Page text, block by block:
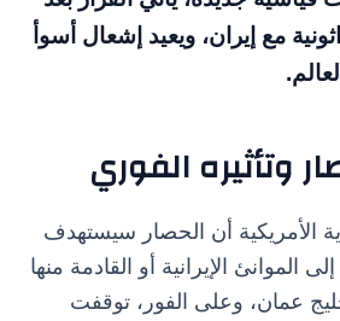
مع إيران، ويعيد إشعال أسوأ
وتأثيره الفوري
الأمريكية أن الحصار سيستهدف
الموانئ الإيرانية أو القادمة منها
عمان، وعلى الفور، توقفت